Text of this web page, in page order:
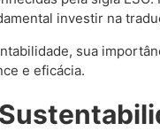
investir na
sua
e eficácia.